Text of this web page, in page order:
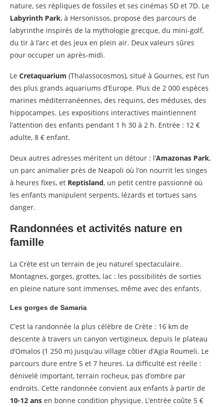
nature, ses répliques de fossiles et ses cinémas 5D et 7D. Le
Labyrinth Park, à Hersonissos, propose des parcours de
labyrinthe inspirés de la mythologie grecque, du mini-golf,
du tir à l’arc et des jeux en plein air. Deux valeurs sûres
pour occuper un après-midi.
Le Cretaquarium (Thalassocosmos), situé à Gournes, est l’un
des plus grands aquariums d’Europe. Plus de 2 000 espèces
marines méditerranéennes, des requins, des méduses, des
hippocampes. Les expositions interactives maintiennent
l’attention des enfants pendant 1 h 30 à 2 h. Entrée : 12 €
adulte, 8 € enfant.
Deux autres adresses méritent un détour : l’Amazonas Park,
un parc animalier près de Neapoli où l’on nourrit les singes
à heures fixes, et Reptisland, un petit centre passionné où
les enfants manipulent serpents, lézards et tortues sans
danger.
Randonnées et activités nature en
famille
La Crète est un terrain de jeu naturel spectaculaire.
Montagnes, gorges, grottes, lac : les possibilités de sorties
en pleine nature sont immenses, même avec des enfants.
Les gorges de Samaria
C’est la randonnée la plus célèbre de Crète : 16 km de
descente à travers un canyon vertigineux, depuis le plateau
d’Omalos (1 250 m) jusqu’au village côtier d’Agia Roumeli. Le
parcours dure entre 5 et 7 heures. La difficulté est réelle :
dénivelé important, terrain rocheux, pas d’ombre par
endroits. Cette randonnée convient aux enfants à partir de
10-12 ans en bonne condition physique. L’entrée coûte 5 €